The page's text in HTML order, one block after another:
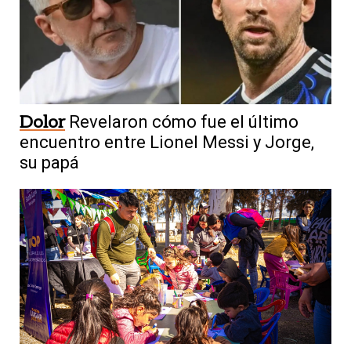
Dolor Revelaron cómo fue el último
encuentro entre Lionel Messi y Jorge,
su papá